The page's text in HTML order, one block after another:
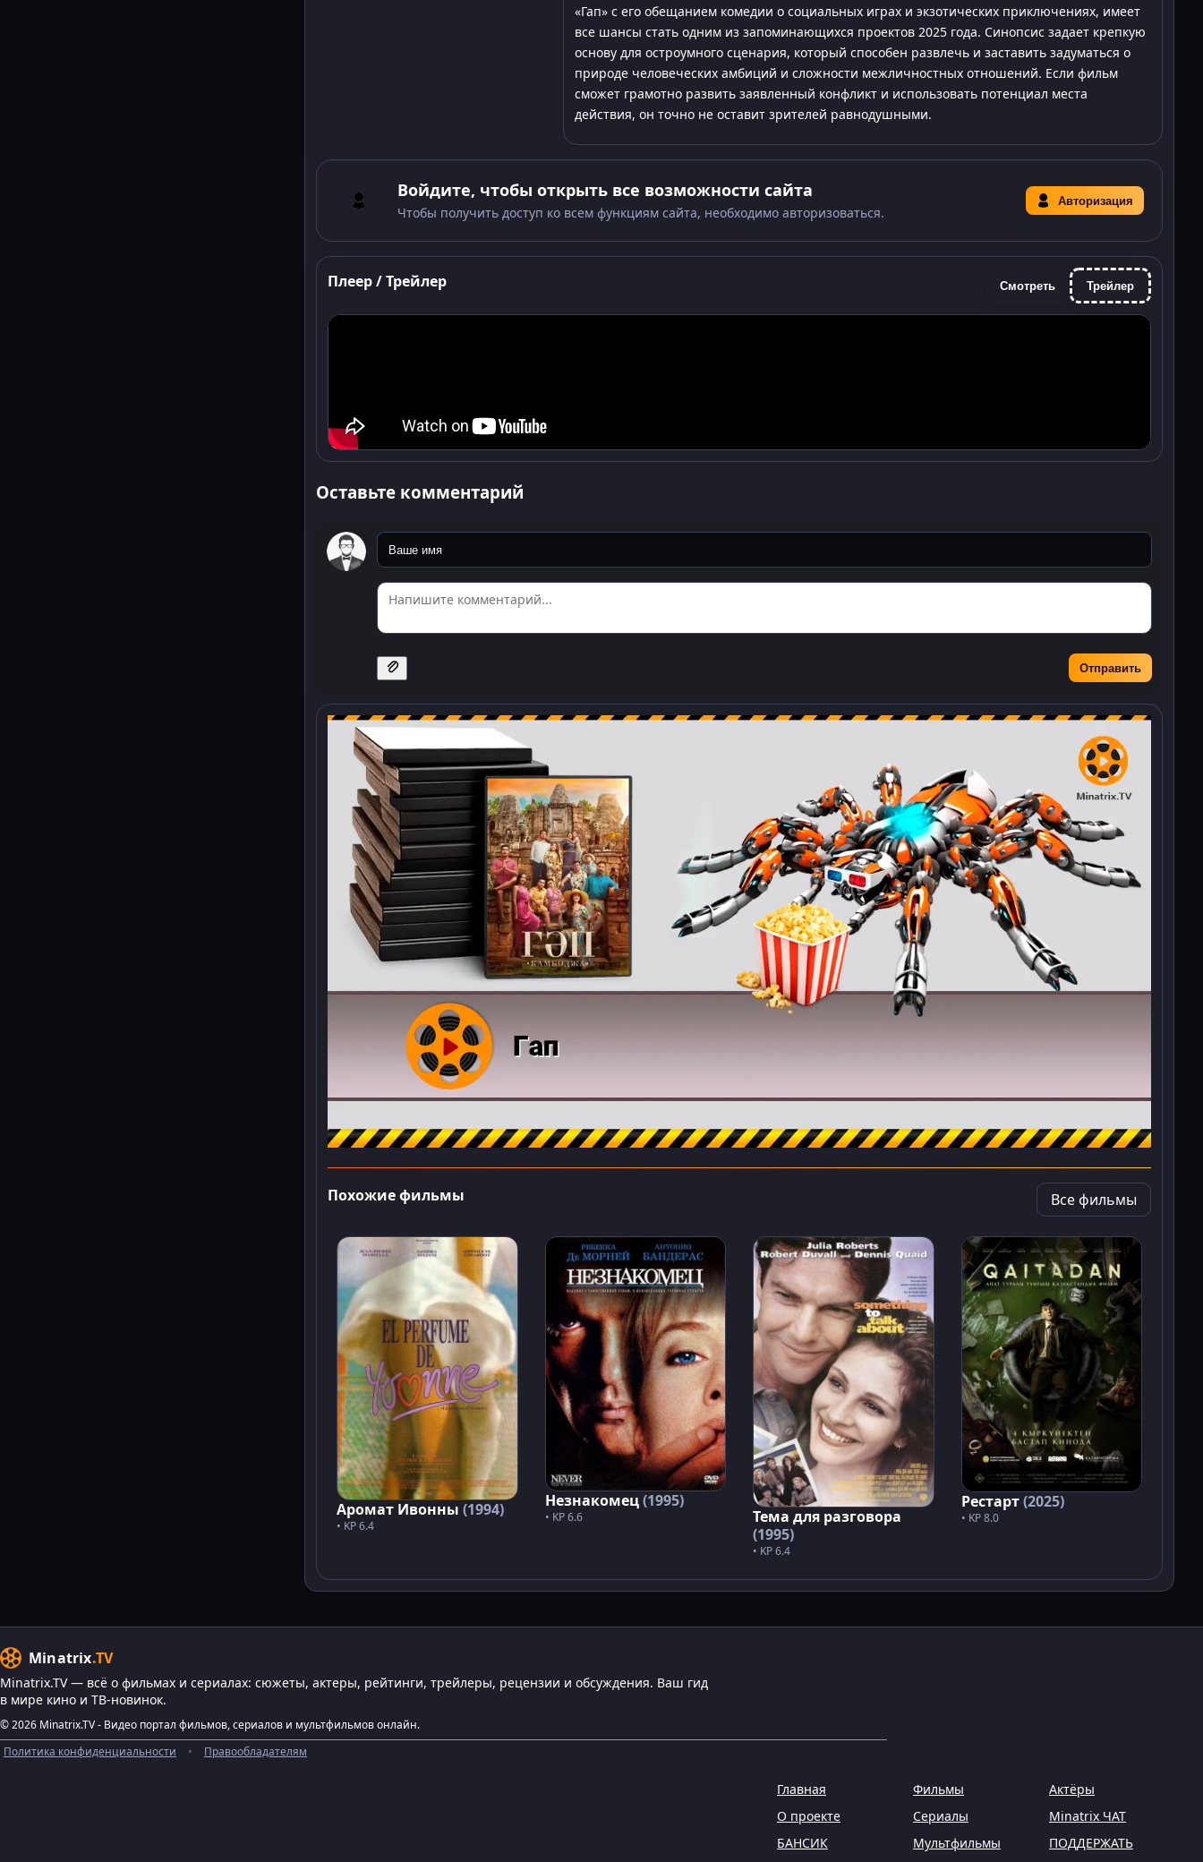
«Гап» с его обещанием комедии о социальных играх и экзотических приключениях, имеет
все шансы стать одним из запоминающихся проектов 2025 года. Синопсис задает крепкую
основу для остроумного сценария, который способен развлечь и заставить задуматься о
природе человеческих амбиций и сложности межличностных отношений. Если фильм
сможет грамотно развить заявленный конфликт и использовать потенциал места
действия, он точно не оставит зрителей равнодушными.
Войдите, чтобы открыть все возможности сайта
Чтобы получить доступ ко всем функциям сайта, необходимо авторизоваться.
Авторизация
Плеер / Трейлер Смотреть Трейлер
Оставьте комментарий
Отправить
Похожие фильмы Все фильмы
Аромат Ивонны (1994)
• KP 6.4
Незнакомец(1995)
• KP 6.6
Тема для разговора
(1995)
• KP 6.4
Рестарт(2025)
• KP 8.0
Minatrix.TV
Minatrix.TV — всё о фильмах и сериалах: сюжеты, актеры, рейтинги, трейлеры, рецензии и обсуждения. Ваш гид
в мире кино и ТВ-новинок.
© 2026 Minatrix.TV - Видео портал фильмов, сериалов и мультфильмов онлайн.
Политика конфиденциальности
• Правообладателям
Главная Фильмы
Актёры
О проекте
Сериалы
Minatrix ЧАТ
БАНСИК
Мультфильмы
ПОДДЕРЖАТЬ